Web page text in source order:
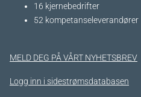
16 kjernebedrifter​
52 kompetanseleverandører
MELD DEG PÅ VÅRT NYHETSBREV
Logg inn i sidestrømsdatabasen